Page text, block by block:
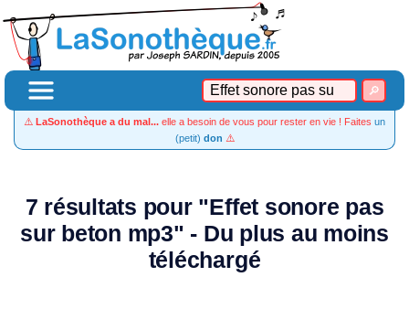
⚠️ LaSonothèque a du mal... elle a besoin de vous pour rester en vie ! Faites un
(petit) don ⚠️
7 résultats pour "Effet sonore pas
sur beton mp3" - Du plus au moins
téléchargé